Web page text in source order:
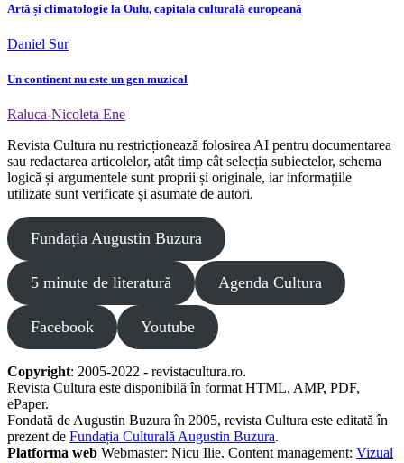
Artă și climatologie la Oulu, capitala culturală europeană
Daniel Sur
Un continent nu este un gen muzical
Raluca-Nicoleta Ene
Revista Cultura nu restricționează folosirea AI pentru documentarea
sau redactarea articolelor, atât timp cât selecția subiectelor, schema
logică și argumentele sunt proprii și originale, iar informațiile
utilizate sunt verificate și asumate de autori.
Fundația Augustin Buzura
5 minute de literatură Agenda Cultura
Facebook Youtube
Copyright: 2005-2022 - revistacultura.ro.
Revista Cultura este disponibilă în format HTML, AMP, PDF,
ePaper.
Fondată de Augustin Buzura în 2005, revista Cultura este editată în
prezent de Fundația Culturală Augustin Buzura.
Platforma web Webmaster: Nicu Ilie. Content management: Vizual